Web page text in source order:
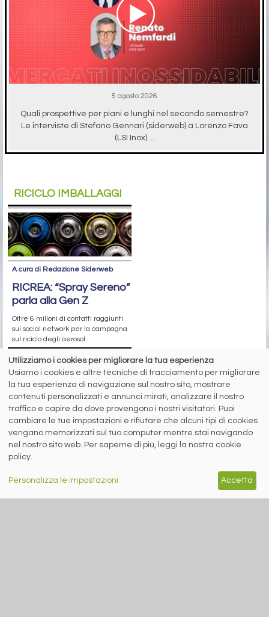
5 agosto 2026
Quali prospettive per piani e lunghi nel secondo semestre?
Le interviste di Stefano Gennari (siderweb) a Lorenzo Fava
(LSI Inox) ...
RICICLO IMBALLAGGI
A cura di Redazione Siderweb
RICREA: “Spray Sereno”
parla alla Gen Z
Oltre 6 milioni di contatti raggiunti
sui social network per la campagna
sul riciclo degli aerosol
siderweb
LA COMMUNITY DELL'ACCIAIO
Siderweb S.p.A. SB Società del gruppo Morandi Group s.r.l.
ISSN 2532 -2982
Sede sociale: Flero (Brescia) Via Don Milani 5
E. info@siderweb.com
Utilizziamo i cookies per migliorare la tua esperienza
Usiamo i cookies e altre tecniche di tracciamento per migliorare
la tua esperienza di navigazione sul nostro sito, mostrare
contenuti personalizzati e annunci mirati, analizzare il nostro
traffico e capire da dove provengono i nostri visitatori. Puoi
cambiare le tue impostazioni e rifiutare che alcuni tipi di cookies
vengano memorizzati sul tuo computer mentre stai navigando
nel nostro sito web. Per saperne di più, leggi la nostra cookie
policy.
Personalizza le impostazioni Accetta